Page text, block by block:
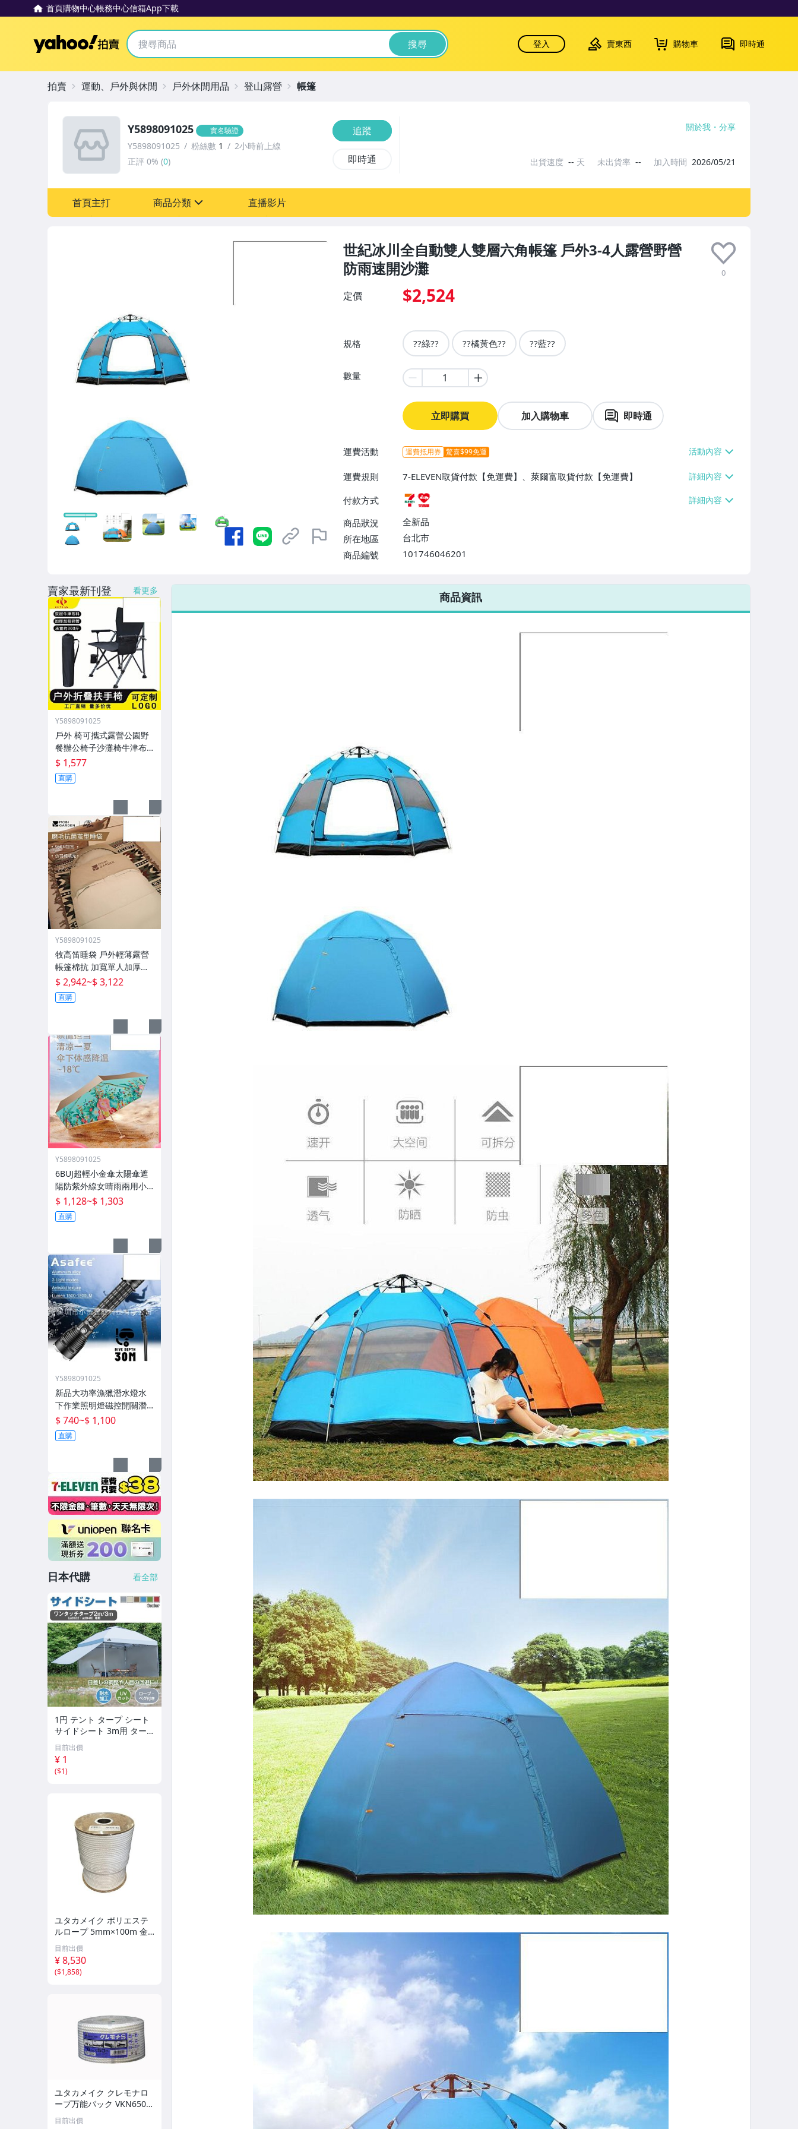
首頁購物中心帳務中心信箱App下載
Yahoo拍賣 搜尋 登入 賣東西 購物車 即時通
世紀冰川全自動雙人雙層六角帳篷 戶外3-4人露營野營
防雨速開沙灘
0
定價 $2,524
規格 ??綠?? ??橘黃色?? ??藍??
數量
立即購買 加入購物車 即時通
運費活動 運費抵用券 驚喜$99免運
運費規則
7-ELEVEN取貨付款【免運費】、萊爾富取貨付款【免運費】
付款方式
商品狀況
全新品
所在地區
台北市
商品編號
101746046201
7-ELEVEN 運費只要38元
不限金額、筆數，筆筆優惠無限次！
Y5898091025 實名驗證
Y5898091025 粉絲數 1
2小時前上線
正評 0% (0)
追蹤
即時通
關於我 分享
出貨速度 -- 天 未出貨率 -- 加入時間 2026/05/21
首頁主打 商品分類
手機、配件與通訊
美容保養與彩妝
電腦、平板與周邊
運動、戶外與休閒
嬰幼兒與孕婦
汽機車精品百貨
居家、家具與園藝
玩具、模型與公仔
男性精品與服飾
偶像、球員卡與郵幣
手錶與飾品配件
女包精品與女鞋
家電與影音視聽
直播影片
拍賣 運動、戶外與休閒 戶外休閒用品 登山露營 帳篷
商品資訊
賣家最新刊登 看更多
Y5898091025
戶外 椅可攜式露營公園野
餐辦公椅子沙灘椅牛津布
新款外
$ 1,577
直購
Y5898091025
牧高笛睡袋 戶外輕薄露營
帳篷棉抗 加寬單人加厚攬
月防寒被子
$ 2,942~$ 3,122
直購
Y5898091025
6BUJ超輕小金傘太陽傘遮
陽防紫外線女晴雨兩用小
巧便攜 五折傘
$ 1,128~$ 1,303
直購
Y5898091025
新品大功率漁獵潛水燈水
下作業照明燈磁控開關潛
水深度50米高流明
$ 740~$ 1,100
直購
日本代購 看全部
1円 テント タープ シート
サイドシート 3m用 ター
プテント ad022専用 横幕
シェード 日よけ アウトド
ア キャンプ ペグ ロープ a
d047a
目前出價
¥ 1
($1)
ユタカメイク ポリエステ
ルロープ 5mm×100m 金
剛打 ドラム巻 26RSX-N9
長尺 業務用 巻き取り 高耐
久 結束 ym
目前出價
¥ 8,530
($1,858)
ユタカメイク クレモナロ
ープ万能パック VKN650 6
mm×50Mym
目前出價